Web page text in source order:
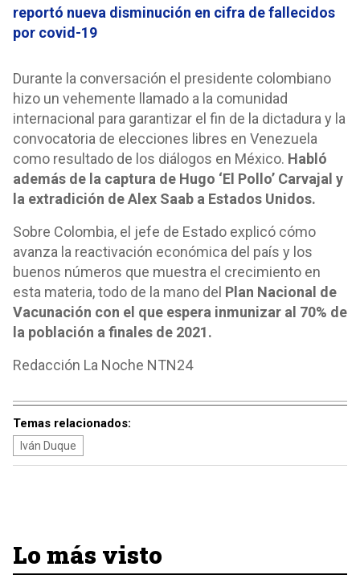
reportó nueva disminución en cifra de fallecidos
por covid-19
Durante la conversación el presidente colombiano
hizo un vehemente llamado a la comunidad
internacional para garantizar el fin de la dictadura y la
convocatoria de elecciones libres en Venezuela
como resultado de los diálogos en México. Habló
además de la captura de Hugo ‘El Pollo’ Carvajal y
la extradición de Alex Saab a Estados Unidos.
Sobre Colombia, el jefe de Estado explicó cómo
avanza la reactivación económica del país y los
buenos números que muestra el crecimiento en
esta materia, todo de la mano del Plan Nacional de
Vacunación con el que espera inmunizar al 70% de
la población a finales de 2021.
Redacción La Noche NTN24
Temas relacionados:
Iván Duque
Lo más visto